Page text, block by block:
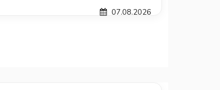
07.08.2026